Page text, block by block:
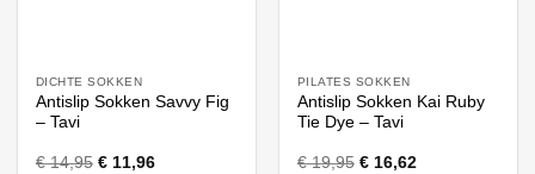
DICHTE SOKKEN
Antislip Sokken Savvy Fig
– Tavi
€14,95 €11,96
PILATES SOKKEN
Antislip Sokken Kai Ruby
Tie Dye – Tavi
€19,95 €16,62